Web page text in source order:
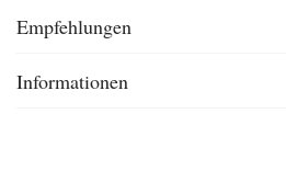
Empfehlungen
Informationen